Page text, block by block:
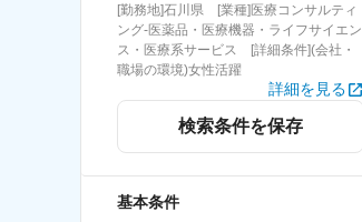
求人特集から探す
[勤務地]石川県 [業種]医療コンサルティ
ング-医薬品・医療機器・ライフサイエン
ス・医療系サービス [詳細条件](会社・
職場の環境)女性活躍
詳細を見る
検索条件を保存
基本条件